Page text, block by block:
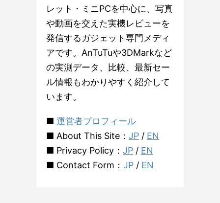
レット・ミニPCを中心に、写真
や動画を交えた実機レビューを
発信するガジェット専門メディ
アです。AnTuTuや3DMarkなど
の実測データ、比較、最新セー
ル情報もわかりやすく紹介して
います。
■ 運営者プロフィール
■ About This Site： JP / EN
■ Privacy Policy： JP / EN
■ Contact Form： JP / EN